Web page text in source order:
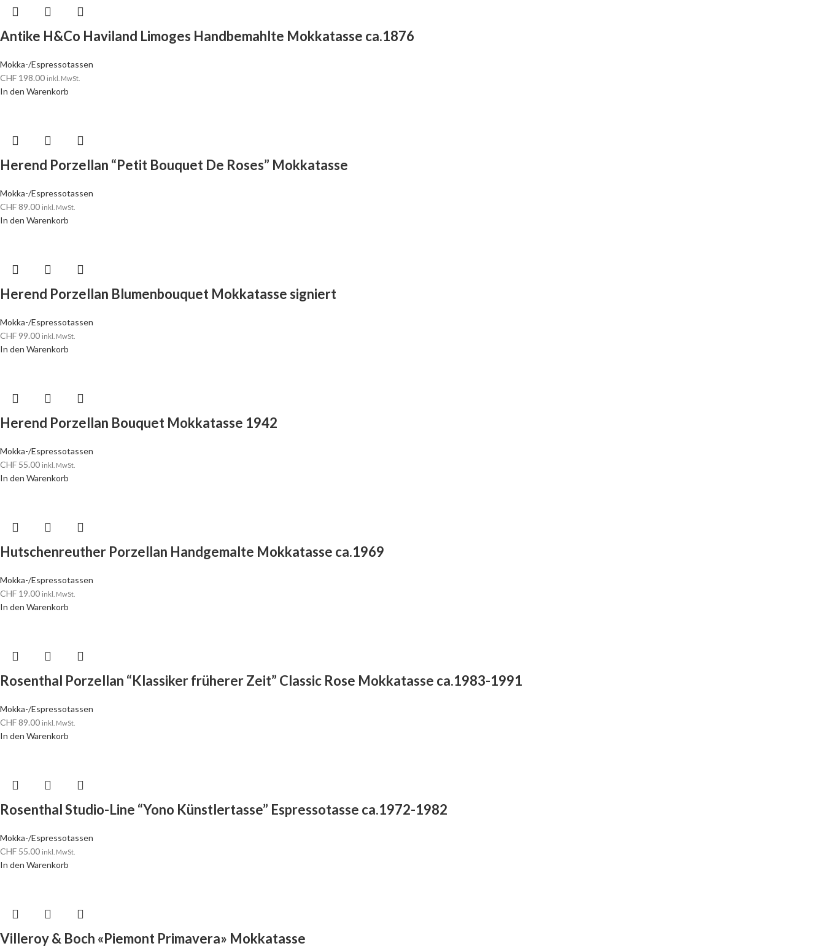
Antike H&Co Haviland Limoges Handbemahlte Mokkatasse ca.1876
Mokka-/Espressotassen
CHF 198.00 inkl. MwSt.
In den Warenkorb
Herend Porzellan “Petit Bouquet De Roses” Mokkatasse
Mokka-/Espressotassen
CHF89.00 inkl. MwSt.
In den Warenkorb
Herend Porzellan Blumenbouquet Mokkatasse signiert
Mokka-/Espressotassen
CHF 99.00 inkl. MwSt.
In den Warenkorb
Herend Porzellan Bouquet Mokkatasse 1942
Mokka-/Espressotassen
CHF 55.00 inkl. MwSt.
In den Warenkorb
Hutschenreuther Porzellan Handgemalte Mokkatasse ca.1969
Mokka-/Espressotassen
CHF 19.00 inkl. MwSt.
In den Warenkorb
Rosenthal Porzellan “Klassiker früherer Zeit” Classic Rose Mokkatasse ca.1983-1991
Mokka-/Espressotassen
CHF89.00 inkl. MwSt.
In den Warenkorb
Rosenthal Studio-Line “Yono Künstlertasse” Espressotasse ca.1972-1982
Mokka-/Espressotassen
CHF 55.00 inkl. MwSt.
In den Warenkorb
Villeroy & Boch «Piemont Primavera» Mokkatasse